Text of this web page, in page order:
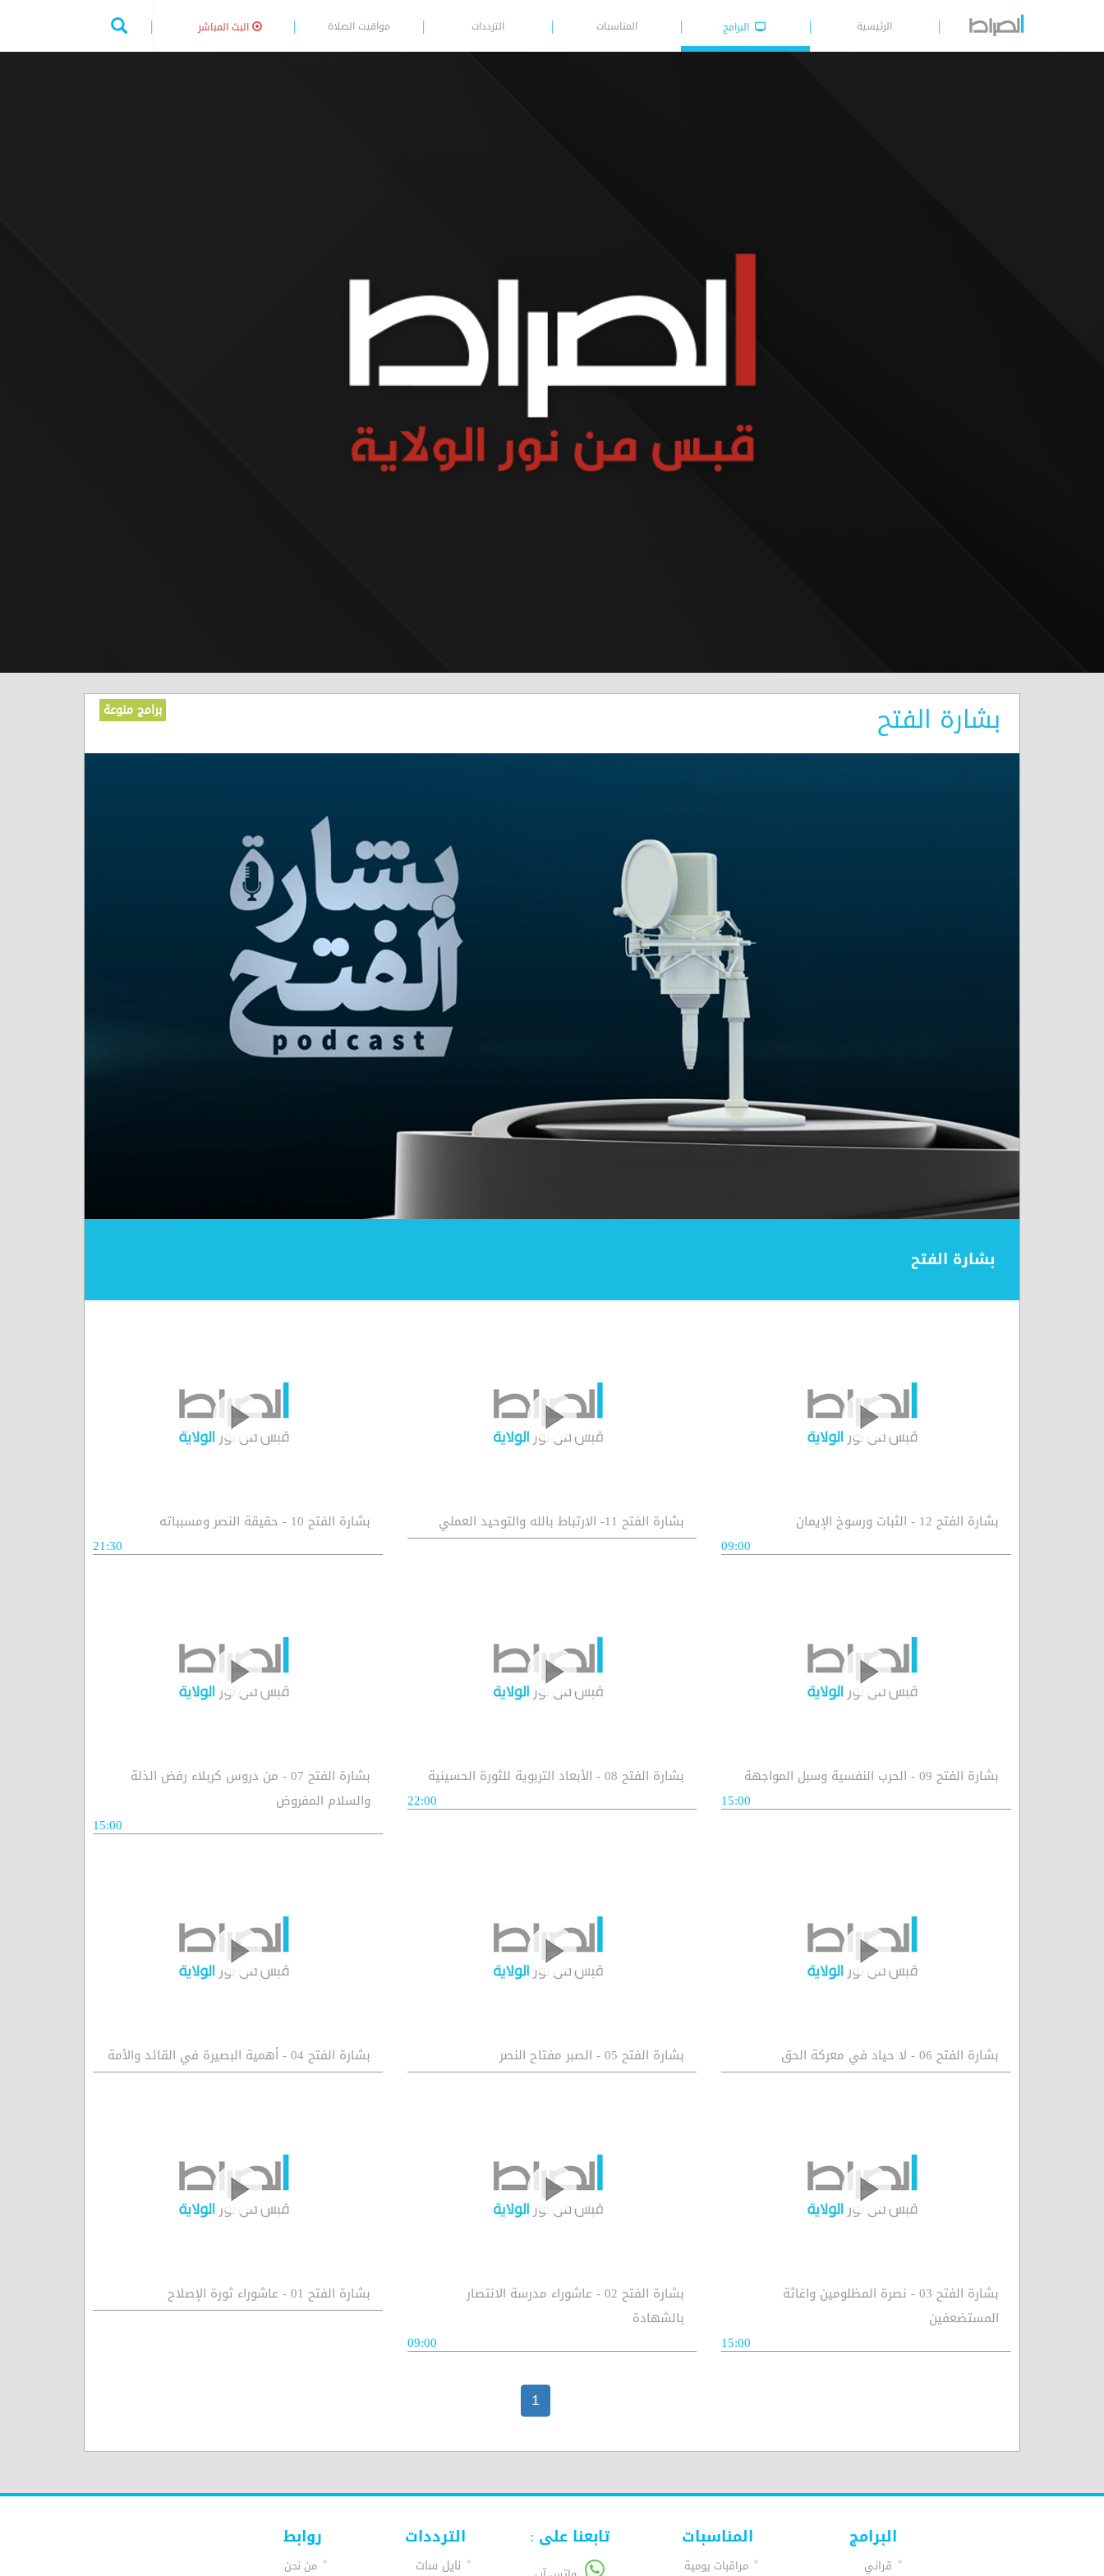
الرئيسية البرامج المناسبات الترددات مواقيت الصلاة البث المباشر
بشارة الفتح برامج منوعة
بشارة الفتح
بشارة الفتح 12 - الثبات ورسوخ الإيمان
09:00
بشارة الفتح 11- الارتباط بالله والتوحيد العملي
بشارة الفتح 10 - حقيقة النصر ومسبباته
21:30
بشارة الفتح 09 - الحرب النفسية وسبل المواجهة
15:00
بشارة الفتح 08 - الأبعاد التربوية للثورة الحسينية
22:00
بشارة الفتح 07 - من دروس كربلاء رفض الذلة
والسلام المفروض
15:00
بشارة الفتح 06 - لا حياد في معركة الحق بشارة الفتح 05 - الصبر مفتاح النصر بشارة الفتح 04 - أهمية البصيرة في القائد والأمة
بشارة الفتح 03 - نصرة المظلومين واغاثة
المستضعفين
15:00
بشارة الفتح 02 - عاشوراء مدرسة الانتصار
بالشهادة
09:00
بشارة الفتح 01 - عاشوراء ثورة الإصلاح
1
البرامج
قراني
المناسبات
مراقبات يومية
تابعنا على : الترددات
نايل سات
روابط
من نحن